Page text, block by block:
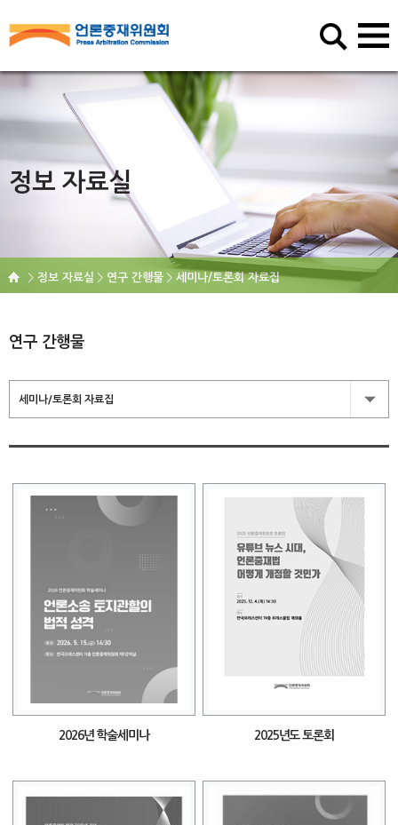
정보 자료실
정보 자료실 연구 간행물 세미나/토론회 자료집
연구 간행물
세미나/토론회 자료집
2026년 학술세미나 2025년도 토론회